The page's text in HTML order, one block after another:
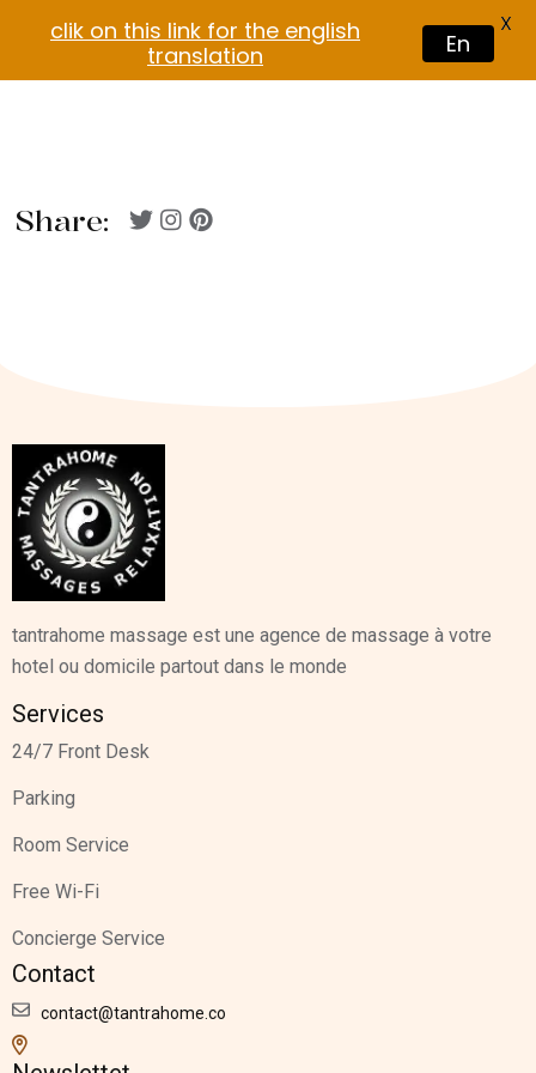
Share:
tantrahome massage est une agence de massage à votre
hotel ou domicile partout dans le monde
Services
24/7 Front Desk
Parking
Room Service
Free Wi-Fi
Concierge Service
Contact
contact@tantrahome.co
clik on this link for the english
translation
En
X